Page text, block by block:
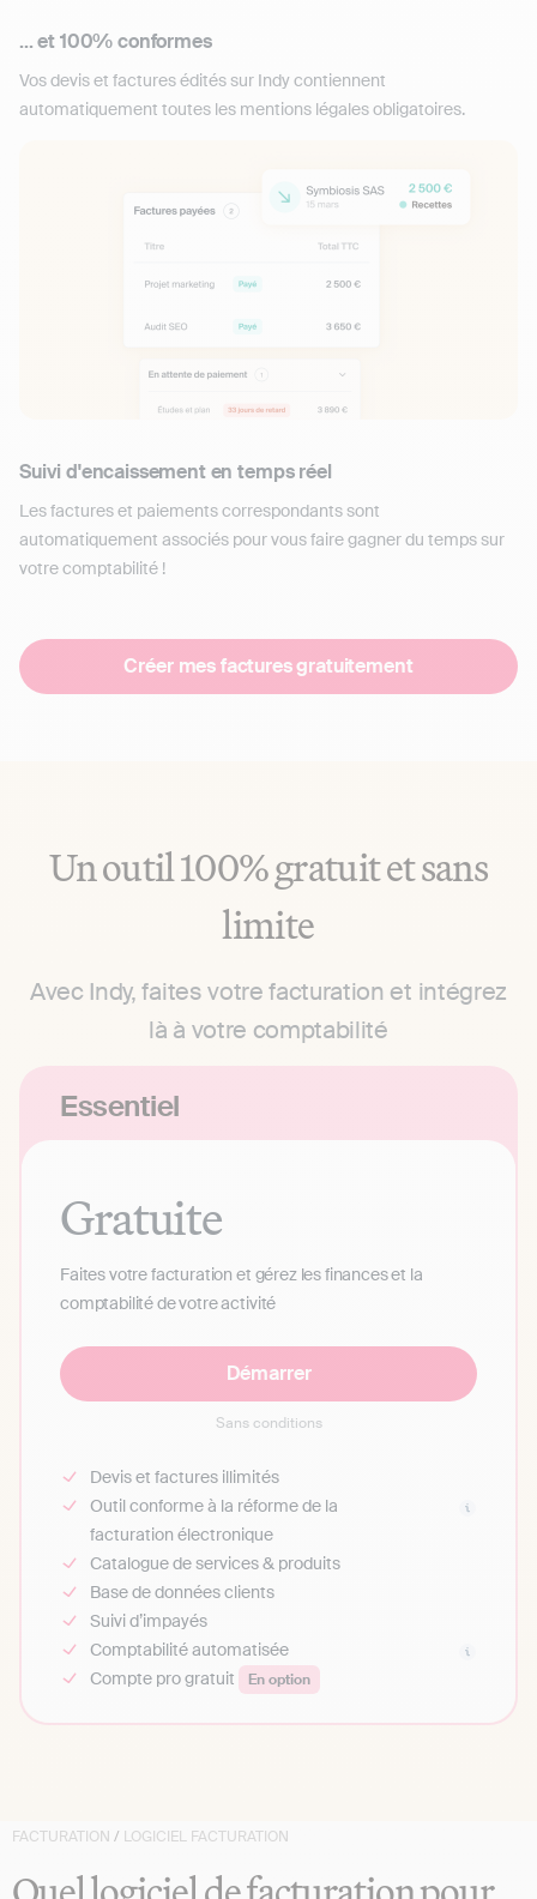
... et 100% conformes
Vos devis et factures édités sur Indy contiennent
automatiquement toutes les mentions légales obligatoires.
Suivi d'encaissement en temps réel
Les factures et paiements correspondants sont
automatiquement associés pour vous faire gagner du temps sur
votre comptabilité !
Créer mes factures gratuitement
Un outil 100% gratuit et sans
limite
Avec Indy, faites votre facturation et intégrez
là à votre comptabilité
Essentiel
Gratuite
Faites votre facturation et gérez les finances et la
comptabilité de votre activité
Démarrer
Sans conditions
Devis et factures illimités
Outil conforme à la réforme de la
facturation électronique
Catalogue de services & produits
Base de données clients
Suivi d’impayés
Comptabilité automatisée
Compte pro gratuit
En option
FACTURATION / LOGICIEL FACTURATION